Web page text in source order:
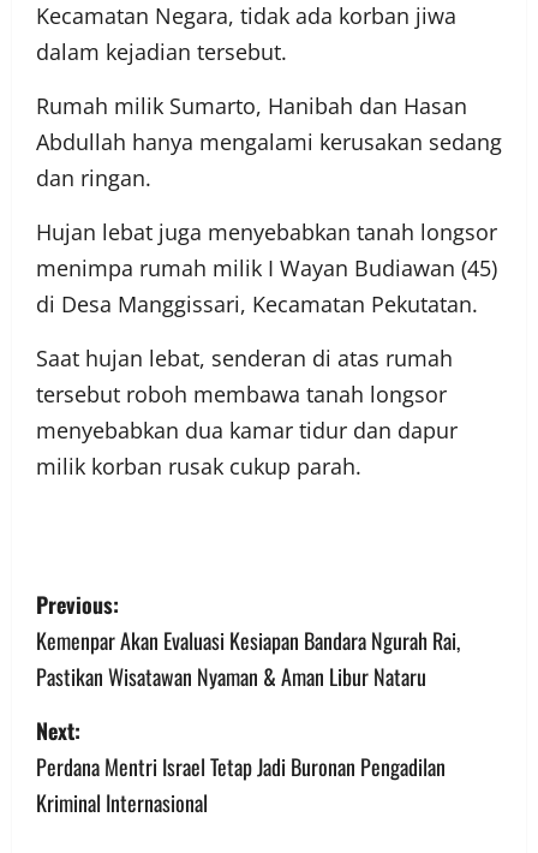
Kecamatan Negara, tidak ada korban jiwa
dalam kejadian tersebut.
Rumah milik Sumarto, Hanibah dan Hasan
Abdullah hanya mengalami kerusakan sedang
dan ringan.
Hujan lebat juga menyebabkan tanah longsor
menimpa rumah milik I Wayan Budiawan (45)
di Desa Manggissari, Kecamatan Pekutatan.
Saat hujan lebat, senderan di atas rumah
tersebut roboh membawa tanah longsor
menyebabkan dua kamar tidur dan dapur
milik korban rusak cukup parah.
Post
navigation
Previous:
Kemenpar Akan Evaluasi Kesiapan Bandara Ngurah Rai,
Pastikan Wisatawan Nyaman & Aman Libur Nataru
Next:
Perdana Mentri Israel Tetap Jadi Buronan Pengadilan
Kriminal Internasional